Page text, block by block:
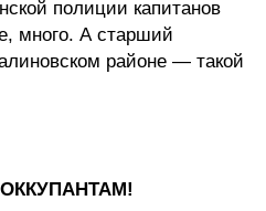
полиции капитанов
много. А старший
районе — такой